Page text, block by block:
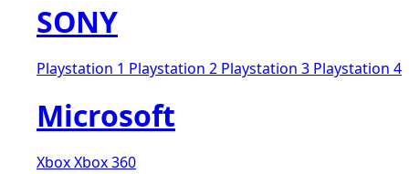
SONY
Playstation 1 Playstation 2 Playstation 3 Playstation 4
Microsoft
XboxXbox 360